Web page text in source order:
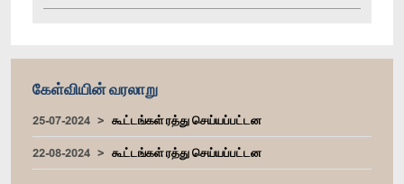
கேள்வியின் வரலாறு
25-07-2024
கூட்டங்கள் ரத்து செய்யப்பட்டன
22-08-2024
கூட்டங்கள் ரத்து செய்யப்பட்டன